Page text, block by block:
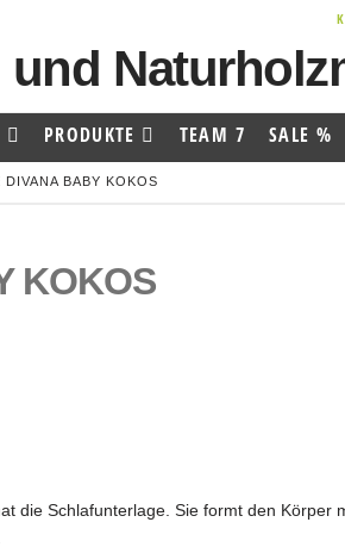
PRODUKTE TEAM 7 SALE %
DIVANA BABY KOKOS
KOKOS
die Schlafunterlage. Sie formt den Körper